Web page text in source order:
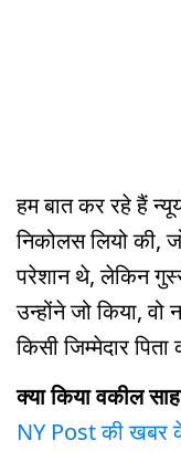
हम बात कर रहे हैं
निकोलस लियो की,
परेशान थे, लेकिन
उन्होंने जो किया, वो
किसी जिम्मेदार पिता
क्या किया वकील
NY Post की खबर